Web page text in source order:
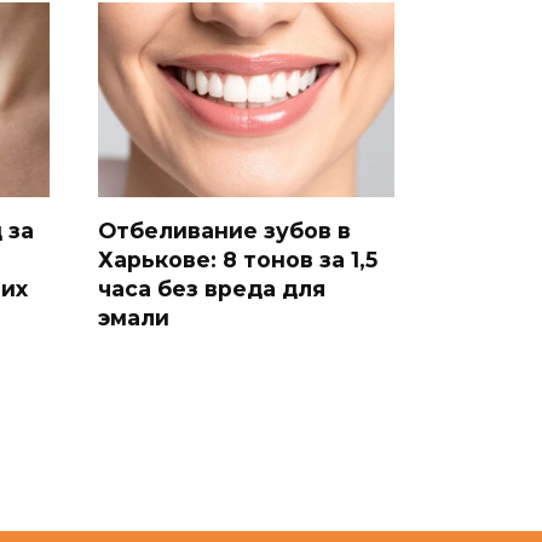
за
Отбеливание зубов в
Харькове: 8 тонов за 1,5
часа без вреда для
эмали